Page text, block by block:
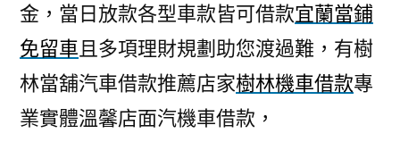
金，當日放款各型車款皆可借款宜蘭當鋪
免留車且多項理財規劃助您渡過難，有樹
林當舖汽車借款推薦店家樹林機車借款專
業實體溫馨店面汽機車借款，